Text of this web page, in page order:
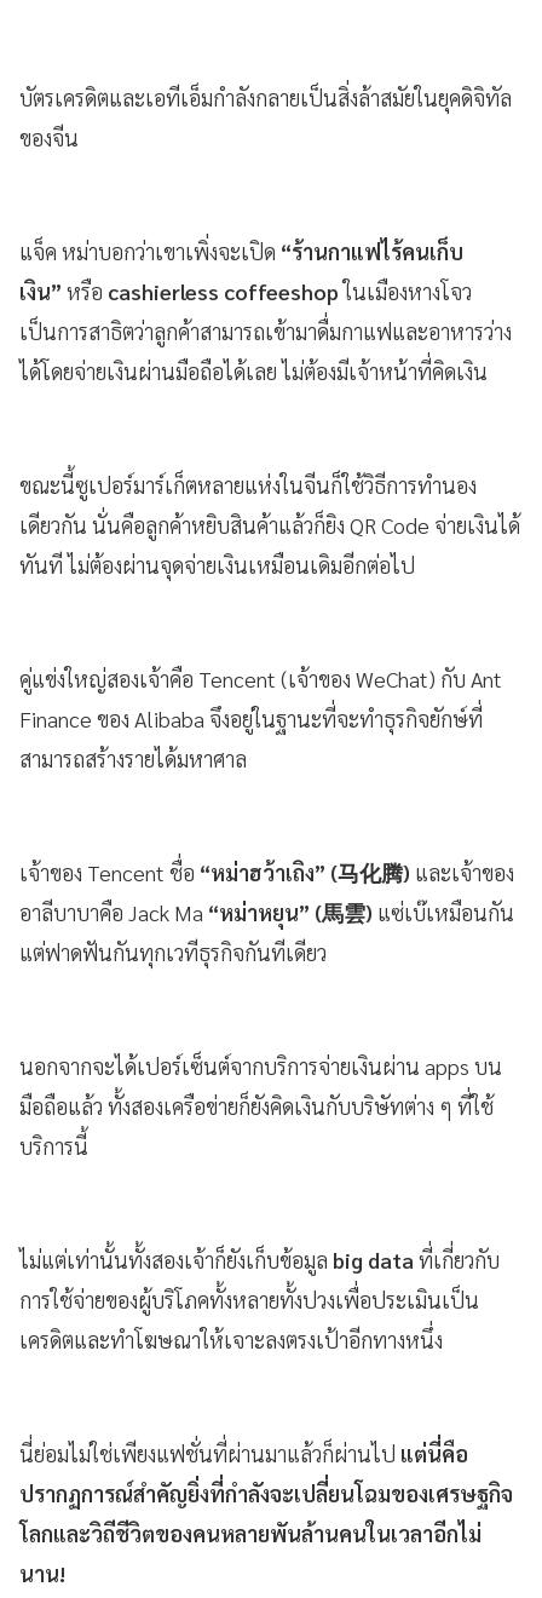
บัตรเครดิตและเอทีเอ็มกำลังกลายเป็นสิ่งล้าสมัยในยุคดิจิทัล
ของจีน
แจ็ค หม่าบอกว่าเขาเพิ่งจะเปิด “ร้านกาแฟไร้คนเก็บ
เงิน” หรือ cashierless coffeeshopในเมืองหางโจว
เป็นการสาธิตว่าลูกค้าสามารถเข้ามาดื่มกาแฟและอาหารว่าง
ได้โดยจ่ายเงินผ่านมือถือได้เลย ไม่ต้องมีเจ้าหน้าที่คิดเงิน
ขณะนี้ซูเปอร์มาร์เก็ตหลายแห่งในจีนก็ใช้วิธีการทำนอง
เดียวกัน นั่นคือลูกค้าหยิบสินค้าแล้วก็ยิง QR Code จ่ายเงินได้
ทันที ไม่ต้องผ่านจุดจ่ายเงินเหมือนเดิมอีกต่อไป
คู่แข่งใหญ่สองเจ้าคือ Tencent (เจ้าของ WeChat) กับ Ant
Finance ของ Alibaba จึงอยู่ในฐานะที่จะทำธุรกิจยักษ์ที่
สามารถสร้างรายได้มหาศาล
เจ้าของ Tencent ชื่อ “หม่าฮว้าเถิง” (马化腾) และเจ้าของ
อาลีบาบาคือ Jack Ma “หม่าหยุน” (馬雲) แซ่เบ๊เหมือนกัน
แต่ฟาดฟันกันทุกเวทีธุรกิจกันทีเดียว
นอกจากจะได้เปอร์เซ็นต์จากบริการจ่ายเงินผ่าน apps บน
มือถือแล้ว ทั้งสองเครือข่ายก็ยังคิดเงินกับบริษัทต่าง ๆ ที่ใช้
บริการนี้
ไม่แต่เท่านั้นทั้งสองเจ้าก็ยังเก็บข้อมูล big data ที่เกี่ยวกับ
การใช้จ่ายของผู้บริโภคทั้งหลายทั้งปวงเพื่อประเมินเป็น
เครดิตและทำโฆษณาให้เจาะลงตรงเป้าอีกทางหนึ่ง
นี่ย่อมไม่ใช่เพียงแฟชั่นที่ผ่านมาแล้วก็ผ่านไป แต่นี่คือ
ปรากฏการณ์สำคัญยิ่งที่กำลังจะเปลี่ยนโฉมของเศรษฐกิจ
โลกและวิถีชีวิตของคนหลายพันล้านคนในเวลาอีกไม่
นาน!